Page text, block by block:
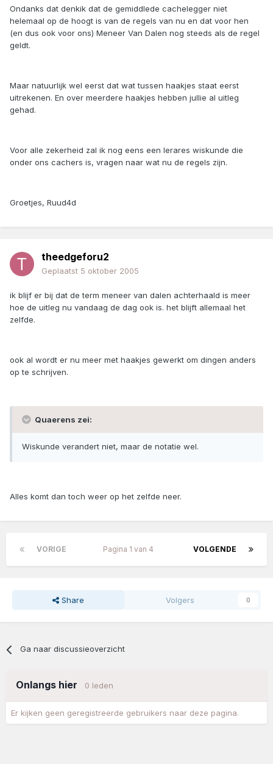
Ondanks dat denkik dat de gemiddlede cachelegger niet
helemaal op de hoogt is van de regels van nu en dat voor hen
(en dus ook voor ons) Meneer Van Dalen nog steeds als de regel
geldt.
Maar natuurlijk wel eerst dat wat tussen haakjes staat eerst
uitrekenen. En over meerdere haakjes hebben jullie al uitleg
gehad.
Voor alle zekerheid zal ik nog eens een lerares wiskunde die
onder ons cachers is, vragen naar wat nu de regels zijn.
Groetjes, Ruud4d
theedgeforu2
Geplaatst 5 oktober 2005
ik blijf er bij dat de term meneer van dalen achterhaald is meer
hoe de uitleg nu vandaag de dag ook is. het blijft allemaal het
zelfde.
ook al wordt er nu meer met haakjes gewerkt om dingen anders
op te schrijven.
Quaerens zei:
Wiskunde verandert niet, maar de notatie wel.
Alles komt dan toch weer op het zelfde neer.
VORIGE VOLGENDE
Pagina 1 van 4
Share Volgers 0
Ga naar discussieoverzicht
Onlangs hier 0 leden
Er kijken geen geregistreerde gebruikers naar deze pagina.